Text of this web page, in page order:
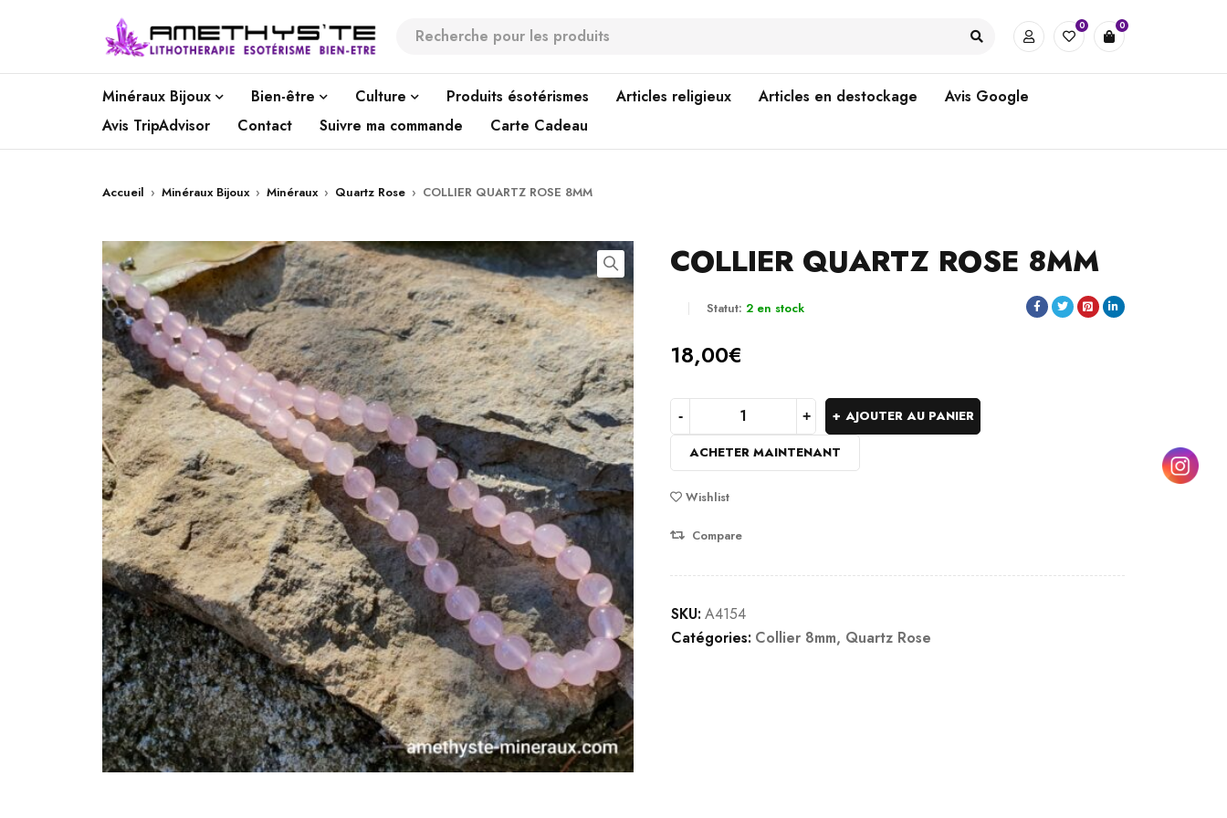
0 0
Minéraux Bijoux Bien-être Culture Produits ésotérismes Articles religieux Articles en destockage
Avis Google
Avis TripAdvisor
Contact Suivre ma commande Carte Cadeau
Accueil › Minéraux Bijoux › Minéraux › Quartz Rose › COLLIER QUARTZ ROSE 8MM
COLLIER QUARTZ ROSE 8MM
Statut: 2 en stock
18,00€
AJOUTER AU PANIER
ACHETER MAINTENANT
Wishlist
Compare
SKU: A4154
Catégories: Collier 8mm, Quartz Rose